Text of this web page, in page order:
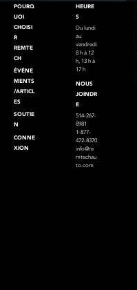
POURQ
UOI
CHOISI
R
REMTE
CH
ÉVÉNE
MENTS
/ARTICL
ES
SOUTIE
N
CONNE
XION
HEURE
S
Du lundi
au
vendredi
8 h à 12
h, 13 h à
17 h
NOUS
JOINDR
E
514-267-
8981
1-877-
472-8370
info@re
mtechau
to.com